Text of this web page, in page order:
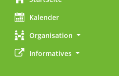
Kalender
Organisation
Informatives